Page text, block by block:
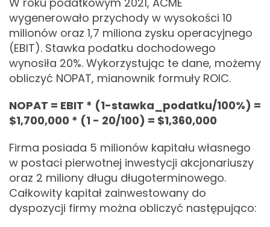
wygenerowało przychody w wysokości 10
milionów oraz 1,7 miliona zysku operacyjnego
(EBIT). Stawka podatku dochodowego
wynosiła 20%. Wykorzystując te dane, możemy
obliczyć NOPAT, mianownik formuły ROIC.
NOPAT = EBIT * (1-stawka_podatku/100%) =
$1,700,000 * (1 - 20/100) = $1,360,000
Firma posiada 5 milionów kapitału własnego
w postaci pierwotnej inwestycji akcjonariuszy
oraz 2 miliony długu długoterminowego.
Całkowity kapitał zainwestowany do
dyspozycji firmy można obliczyć następująco: